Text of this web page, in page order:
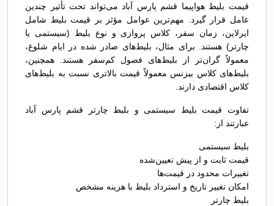
قیمت بلیط هواپیما قشم پارس آباد می‌تواند تحت تأثیر چندین
عامل قرار گیرد. مهم‌ترین عوامل مؤثر بر قیمت بلیط شامل
ایرلاین، زمان سفر، کلاس پروازی و نوع بلیط (سیستمی یا
چارتر) هستند. برای مثال، بلیط‌های صادر شده در ایام شلوغ،
معمولاً گران‌تر از بلیط‌های فصول کم‌سفر هستند. همچنین،
بلیط‌های کلاس بیزنس معمولاً قیمت بالاتری نسبت به بلیط‌های
کلاس اقتصادی دارند.
تفاوت قیمت بلیط سیستمی و بلیط چارتر قشم پارس آباد
عبارتند از:
بلیط سیستمی
قیمت ثابت و از پیش تعیین‌شده
تغییرات محدود در قیمت‌ها
امکان تغییر تاریخ و استرداد بلیط با هزینه مشخص
بلیط چارتر